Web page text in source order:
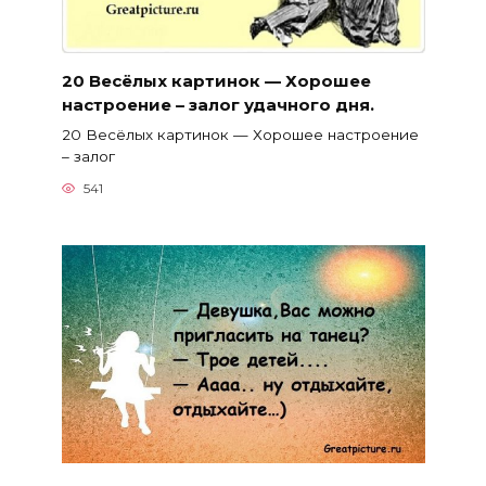
20 Весёлых картинок — Хорошее
настроение – залог удачного дня.
20 Весёлых картинок — Хорошее настроение
– залог
541